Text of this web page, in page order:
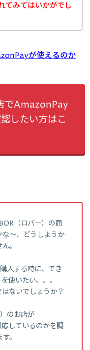
てみてはいかがでし
が使えるのか
でAmazonPay
したい方はこ
（ロバー）の商
～、どうしようか
。
入する時に、でき
使いたい、、、
ないでしょうか？
のお店が
しているのかを調
。